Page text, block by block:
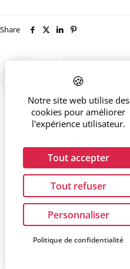
Share
Notre site web utilise des
cookies pour améliorer
l'expérience utilisateur.
Tout accepter
Tout refuser
Personnaliser
Politique de confidentialité